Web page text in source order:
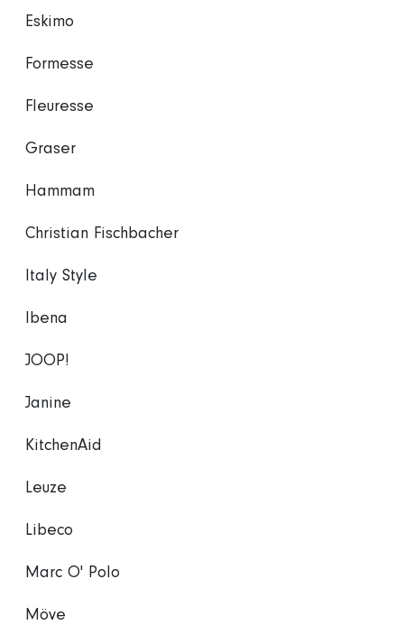
Eskimo
Formesse
Fleuresse
Graser
Hammam
Christian Fischbacher
Italy Style
Ibena
JOOP!
Janine
KitchenAid
Leuze
Libeco
Marc O' Polo
Möve